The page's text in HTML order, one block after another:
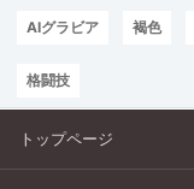
AIグラビア 褐色
格闘技
トップページ